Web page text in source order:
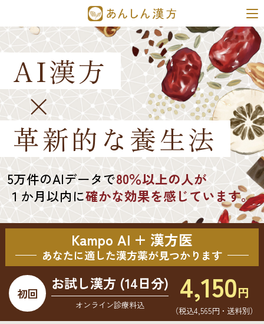
AI漢方
×
革新的な養生法
5万件のAIデータで80％以上の人が
１か月以内に確かな効果を感じています。
Kampo AI + 漢方医
あなたに適した漢方薬が見つかります
初回
お試し漢方 (14日分)
オンライン診療料込 4,150円
（税込4,565円・送料別）